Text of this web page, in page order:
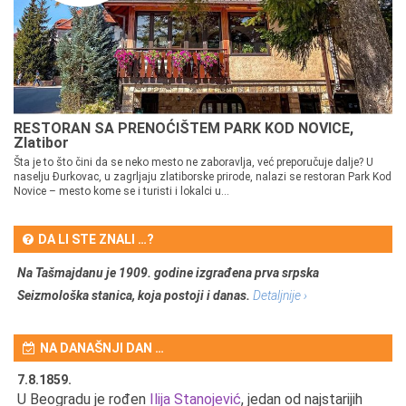
RESTORAN SA PRENOĆIŠTEM PARK KOD NOVICE,
Zlatibor
Šta je to što čini da se neko mesto ne zaboravlja, već preporučuje dalje? U
naselju Đurkovac, u zagrljaju zlatiborske prirode, nalazi se restoran Park Kod
Novice – mesto kome se i turisti i lokalci u...
DA LI STE ZNALI …?
Na Tašmajdanu je 1909. godine izgrađena prva srpska
Seizmološka stanica, koja postoji i danas. Detaljnije ›
NA DANAŠNJI DAN …
7.8.1859.
U Beogradu je rođen Ilija Stanojević, jedan od najstarijih